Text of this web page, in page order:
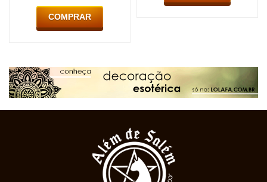
COMPRAR